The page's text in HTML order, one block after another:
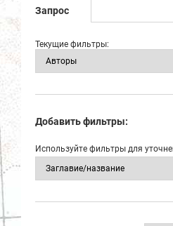
Запрос
Текущие фильтры:
Добавить фильтры:
Используйте фильтры для